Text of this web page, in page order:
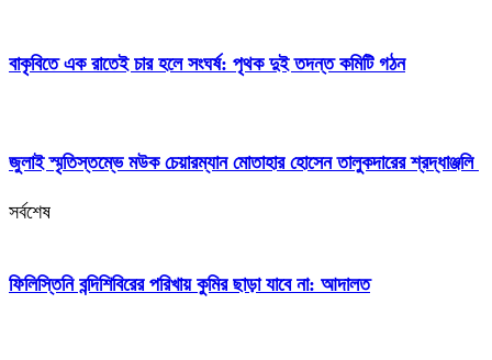
বাকৃবিতে এক রাতেই চার হলে সংঘর্ষ: পৃথক দুই তদন্ত কমিটি গঠন
জুলাই স্মৃতিস্তম্ভে মউক চেয়ারম্যান মোতাহার হোসেন তালুকদারের শ্রদ্ধাঞ্জলি
সর্বশেষ
ফিলিস্তিনি বন্দিশিবিরের পরিখায় কুমির ছাড়া যাবে না: আদালত